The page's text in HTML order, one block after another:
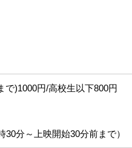
で)1000円/高校生以下800円
分～上映開始30分前まで）